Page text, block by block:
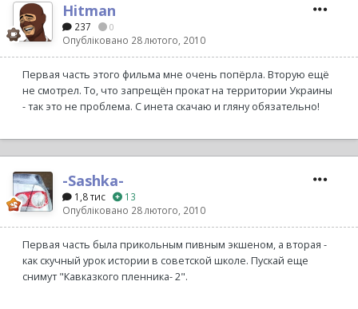
Hitman
237 0
Опубліковано 28 лютого, 2010
Первая часть этого фильма мне очень попёрла. Вторую ещё
не смотрел. То, что запрещён прокат на территории Украины
- так это не проблема. С инета скачаю и гляну обязательно!
-Sashka-
1,8 тис
13
Опубліковано 28 лютого, 2010
Первая часть была прикольным пивным экшеном, а вторая -
как скучный урок истории в советской школе. Пускай еще
снимут "Кавказкого пленника- 2".